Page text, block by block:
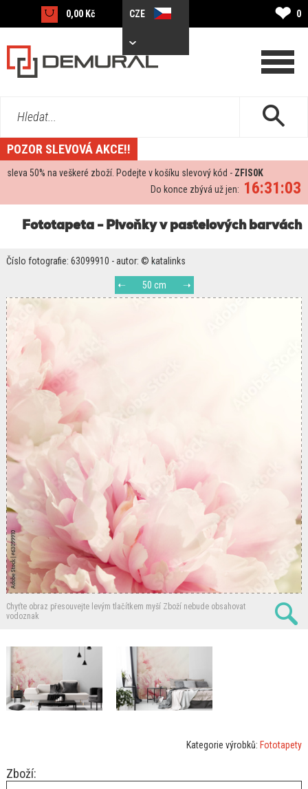
0,00 Kč CZE ❤ 0
Hledat...
POZOR SLEVOVÁ AKCE!!
sleva 50% na veškeré zboží. Podejte v košíku slevový kód - ZFIS0K
16:31:03
Do konce zbývá už jen:
Fototapeta - Pivoňky v pastelových barvách
Číslo fotografie: 63099910 - autor: © katalinks
50 cm
Chyťte obraz přesouvejte levým tlačítkem myší Zboží nebude obsahovat
vodoznak
Kategorie výrobků: Fototapety
Zboží: